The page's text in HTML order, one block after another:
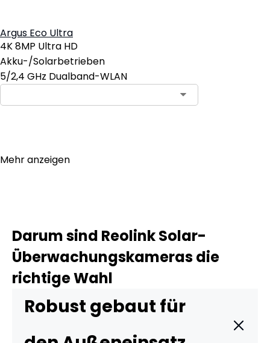
Argus Eco Ultra
4K 8MP Ultra HD
Akku-/Solarbetrieben
5/2,4 GHz Dualband-WLAN
Mehr anzeigen
Darum sind Reolink Solar-
Überwachungskameras die
richtige Wahl
Robust gebaut für